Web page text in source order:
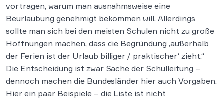
vortragen, warum man ausnahmsweise eine
Beurlaubung genehmigt bekommen will. Allerdings
sollte man sich bei den meisten Schulen nicht zu große
Hoffnungen machen, dass die Begründung ‚außerhalb
der Ferien ist der Urlaub billiger / praktischer‘ zieht.“
Die Entscheidung ist zwar Sache der Schulleitung –
dennoch machen die Bundesländer hier auch Vorgaben.
Hier ein paar Beispiele – die Liste ist nicht